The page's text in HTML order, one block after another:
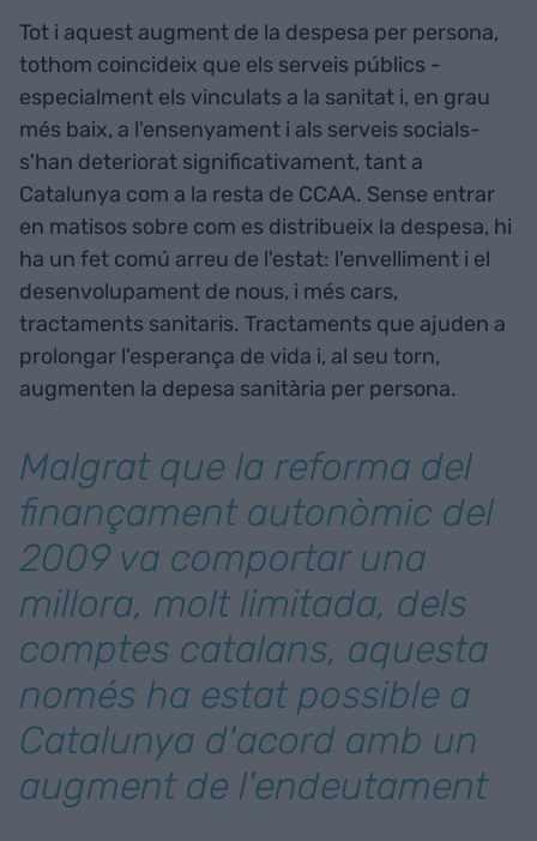
Tot i aquest augment de la despesa per persona,
tothom coincideix que els serveis públics -
especialment els vinculats a la sanitat i, en grau
més baix, a l'ensenyament i als serveis socials-
s'han deteriorat significativament, tant a
Catalunya com a la resta de CCAA. Sense entrar
en matisos sobre com es distribueix la despesa, hi
ha un fet comú arreu de l'estat: l'envelliment i el
desenvolupament de nous, i més cars,
tractaments sanitaris. Tractaments que ajuden a
prolongar l'esperança de vida i, al seu torn,
augmenten la depesa sanitària per persona.
Malgrat que la reforma del
finançament autonòmic del
2009 va comportar una
millora, molt limitada, dels
comptes catalans, aquesta
només ha estat possible a
Catalunya d'acord amb un
augment de l'endeutament